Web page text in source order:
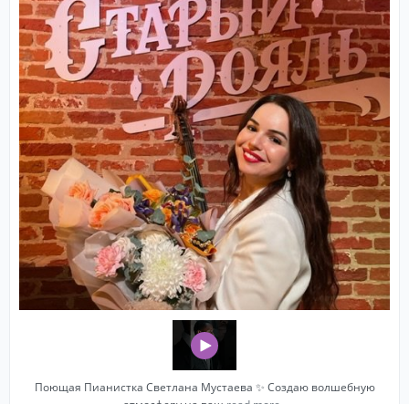
Поющая Пианистка Светлана Мустаева ✨ Создаю волшебную